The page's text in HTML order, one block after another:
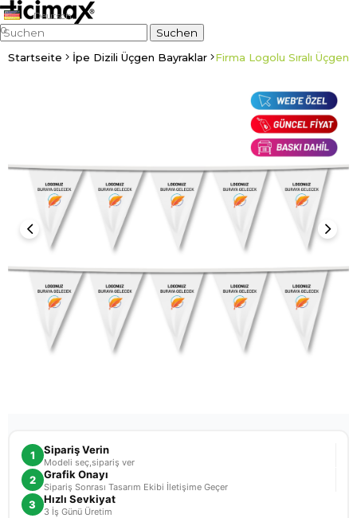
Deutsch
0
Startseite İpe Dizili Üçgen Bayraklar Firma Logolu Sıralı Üçgen
1 Sipariş Verin
Modeli seç,sipariş ver
2 Grafik Onayı
Sipariş Sonrası Tasarım Ekibi İletişime Geçer
3 Hızlı Sevkiyat
3 İş Günü Üretim